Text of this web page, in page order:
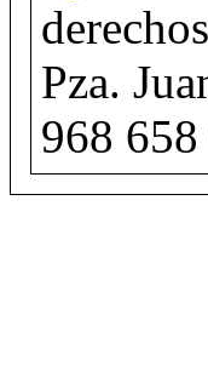
Pza.
968